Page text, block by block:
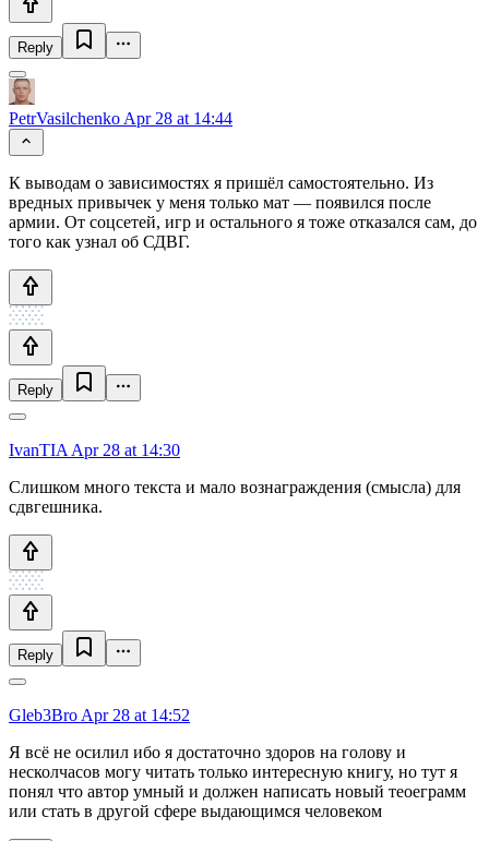
Reply
PetrVasilchenko Apr 28 at 14:44
К выводам о зависимостях я пришёл самостоятельно. Из
вредных привычек у меня только мат — появился после
армии. От соцсетей, игр и остального я тоже отказался сам, до
того как узнал об СДВГ.
Reply
IvanTIA Apr 28 at 14:30
Слишком много текста и мало вознаграждения (смысла) для
сдвгешника.
Reply
Gleb3Bro Apr 28 at 14:52
Я всё не осилил ибо я достаточно здоров на голову и
несколчасов могу читать только интересную книгу, но тут я
понял что автор умный и должен написать новый теоеграмм
или стать в другой сфере выдающимся человеком